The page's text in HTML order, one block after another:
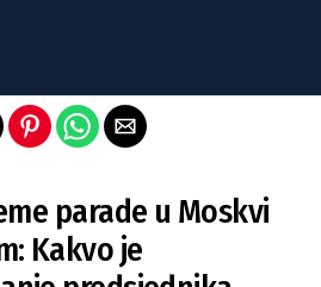
parade u Moskvi
Kakvo je